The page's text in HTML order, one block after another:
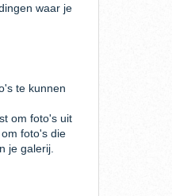
waar je
te kunnen
om foto's uit
foto's die
je galerij.